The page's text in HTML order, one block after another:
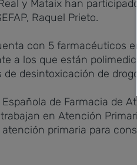
y Mataix han
Raquel Prieto.
con 5 farmacéuticos
a los que están
desintoxicación de
Española de Farmacia de
en Atención
primaria para